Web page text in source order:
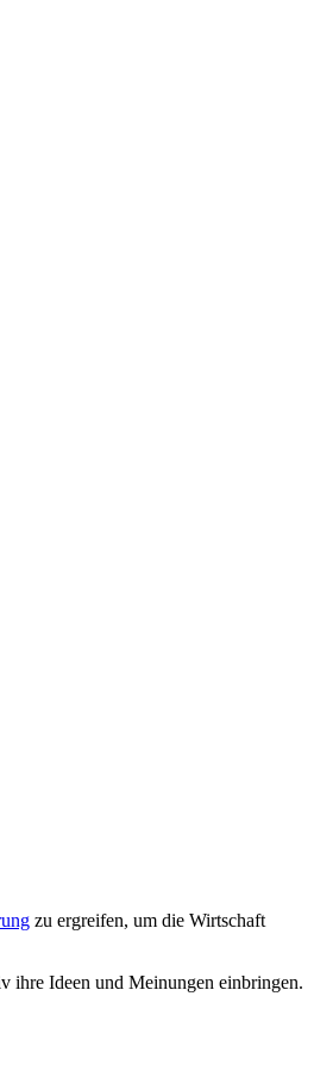
zu ergreifen, um die Wirtschaft
ihre Ideen und Meinungen einbringen.